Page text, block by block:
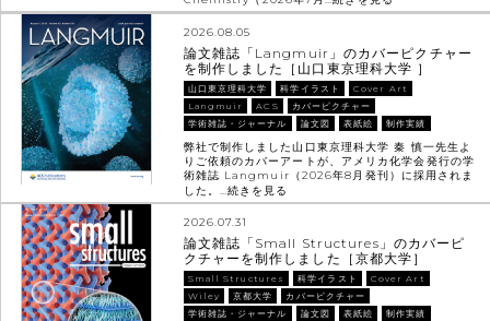
2026.08.05
論文雑誌「Langmuir」のカバーピクチャー
を制作しました［山口東京理科大学 ］
山口東京理科大学 科学イラスト
Cover Art
Langmuir
ACS
カバーピクチャー
学術雑誌・ジャーナル
論文図 表紙絵 制作実績
弊社で制作しました山口東京理科大学 秦 慎一先生よ
りご依頼のカバーアートが、アメリカ化学会発行の学
術雑誌 Langmuir（2026年8月発刊）に採用されま
した。…続きを見る
2026.07.31
論文雑誌「Small Structures」のカバーピ
クチャーを制作しました［京都大学］
Small Structures 科学イラスト
Cover Art
Wiley
京都大学
カバーピクチャー
学術雑誌・ジャーナル
論文図 表紙絵 制作実績